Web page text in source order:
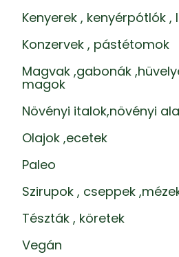
Kenyerek , kenyérpótlók
Konzervek , pástétomok
Magvak ,gabonák
magok
Növényi italok,növényi
Olajok ,ecetek
Paleo
Szirupok , cseppek
Tészták , köretek
Vegán